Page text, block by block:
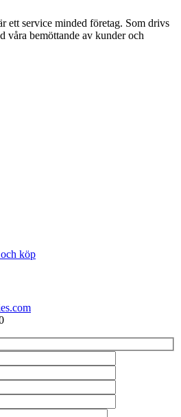
ett service minded företag. Som drivs
våra bemöttande av kunder och
köp